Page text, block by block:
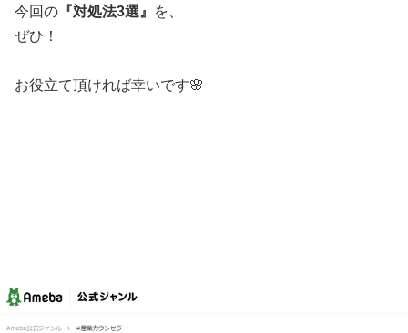
今回の 『対処法3選』
を、
ぜひ！
お役立て頂ければ幸いです🌸